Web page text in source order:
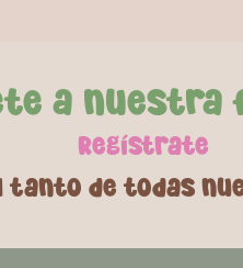
a nuestra
Regístrate
de todas